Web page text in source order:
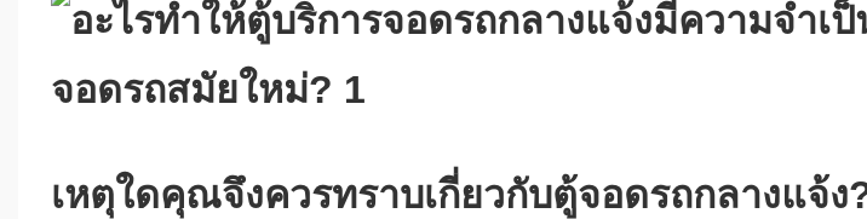
เหตุใดคุณจึงควรทราบเกี่ยวกับตู้จอดรถกลางแจ้ง